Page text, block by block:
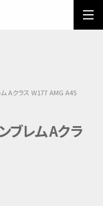
Aクラス W177 AMG A45
ブレム Aクラ